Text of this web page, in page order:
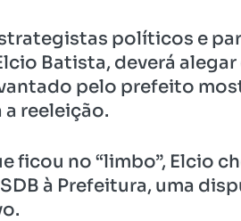
políticos e
Batista, deverá
pelo prefeito
reeleição.
ficou no “limbo”, Elcio
à Prefeitura, uma